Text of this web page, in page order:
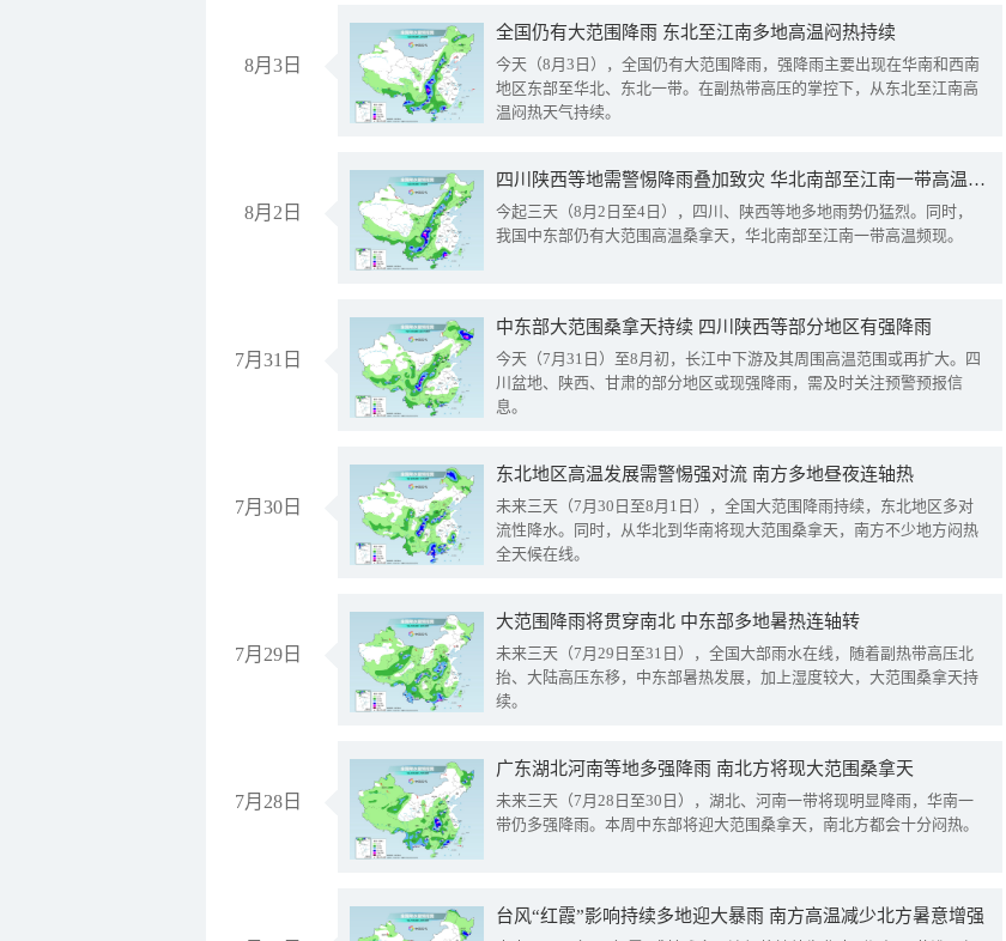
8月3日
全国仍有大范围降雨 东北至江南多地高温闷热持续
今天（8月3日），全国仍有大范围降雨，强降雨主要出现在华南和西南
地区东部至华北、东北一带。在副热带高压的掌控下，从东北至江南高
温闷热天气持续。
8月2日
四川陕西等地需警惕降雨叠加致灾 华北南部至江南一带高温频现
今起三天（8月2日至4日），四川、陕西等地多地雨势仍猛烈。同时，
我国中东部仍有大范围高温桑拿天，华北南部至江南一带高温频现。
7月31日
中东部大范围桑拿天持续 四川陕西等部分地区有强降雨
今天（7月31日）至8月初，长江中下游及其周围高温范围或再扩大。四
川盆地、陕西、甘肃的部分地区或现强降雨，需及时关注预警预报信
息。
7月30日
东北地区高温发展需警惕强对流 南方多地昼夜连轴热
未来三天（7月30日至8月1日），全国大范围降雨持续，东北地区多对
流性降水。同时，从华北到华南将现大范围桑拿天，南方不少地方闷热
全天候在线。
7月29日
大范围降雨将贯穿南北 中东部多地暑热连轴转
未来三天（7月29日至31日），全国大部雨水在线，随着副热带高压北
抬、大陆高压东移，中东部暑热发展，加上湿度较大，大范围桑拿天持
续。
7月28日
广东湖北河南等地多强降雨 南北方将现大范围桑拿天
未来三天（7月28日至30日），湖北、河南一带将现明显降雨，华南一
带仍多强降雨。本周中东部将迎大范围桑拿天，南北方都会十分闷热。
台风“红霞”影响持续多地迎大暴雨 南方高温减少北方暑意增强